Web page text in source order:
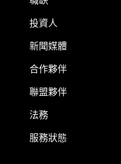
投資人
新聞媒體
合作夥伴
聯盟夥伴
法務
服務狀態